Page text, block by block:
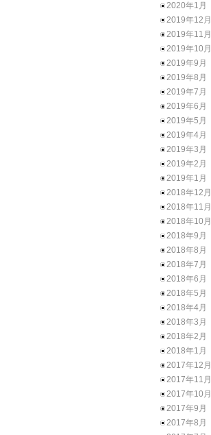
2020年1月
2019年12月
2019年11月
2019年10月
2019年9月
2019年8月
2019年7月
2019年6月
2019年5月
2019年4月
2019年3月
2019年2月
2019年1月
2018年12月
2018年11月
2018年10月
2018年9月
2018年8月
2018年7月
2018年6月
2018年5月
2018年4月
2018年3月
2018年2月
2018年1月
2017年12月
2017年11月
2017年10月
2017年9月
2017年8月